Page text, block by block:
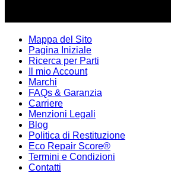
Mappa del Sito
Pagina Iniziale
Ricerca per Parti
Il mio Account
Marchi
FAQs & Garanzia
Carriere
Menzioni Legali
Blog
Politica di Restituzione
Eco Repair Score®
Termini e Condizioni
Contatti